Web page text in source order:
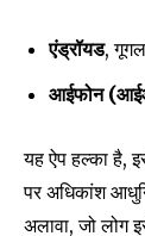
एंड्रॉयड,
आईफोन
यह ऐप हल्का है,
पर अधिकांश
अलावा, जो लोग